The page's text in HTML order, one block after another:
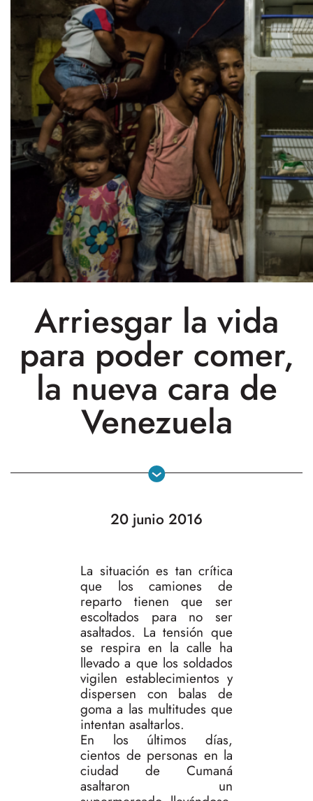
Arriesgar la vida
para poder comer,
la nueva cara de
Venezuela
20 junio 2016
La situación es tan crítica
que los camiones de
reparto tienen que ser
escoltados para no ser
asaltados. La tensión que
se respira en la calle ha
llevado a que los soldados
vigilen establecimientos y
dispersen con balas de
goma a las multitudes que
intentan asaltarlos.
En los últimos días,
cientos de personas en la
ciudad de Cumaná
asaltaron un